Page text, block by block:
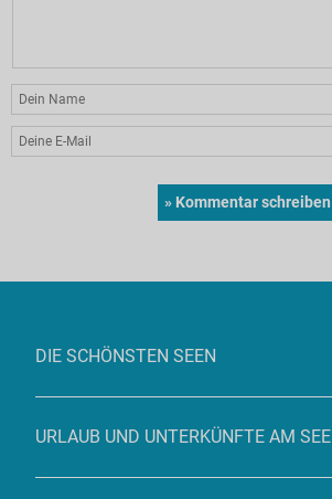
DIE SCHÖNSTEN SEEN
URLAUB UND UNTERKÜNFTE AM SEE